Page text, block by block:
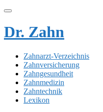
Dr. Zahn
Zahnarzt-Verzeichnis
Zahnversicherung
Zahngesundheit
Zahnmedizin
Zahntechnik
Lexikon